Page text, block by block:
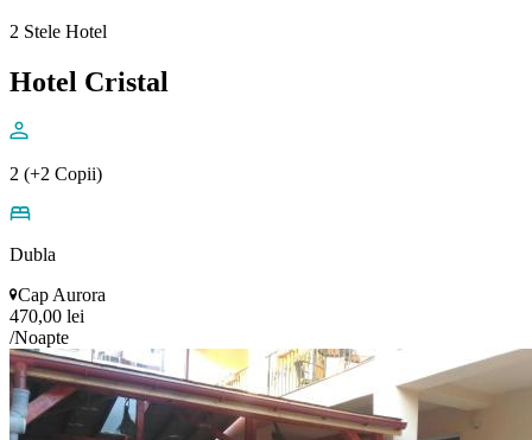
2 Stele Hotel
Hotel Cristal
2 (+2 Copii)
Dubla
Cap Aurora
470,00 lei
/Noapte